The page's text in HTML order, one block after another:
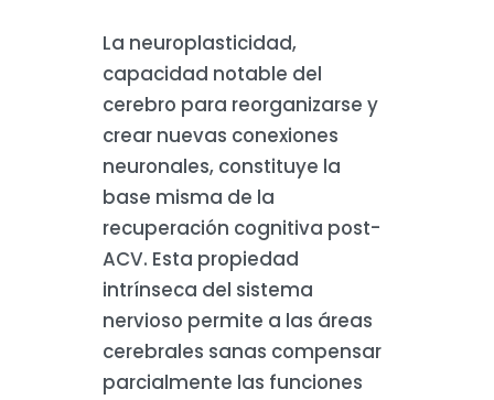
La neuroplasticidad,
capacidad notable del
cerebro para reorganizarse y
crear nuevas conexiones
neuronales, constituye la
base misma de la
recuperación cognitiva post-
ACV. Esta propiedad
intrínseca del sistema
nervioso permite a las áreas
cerebrales sanas compensar
parcialmente las funciones